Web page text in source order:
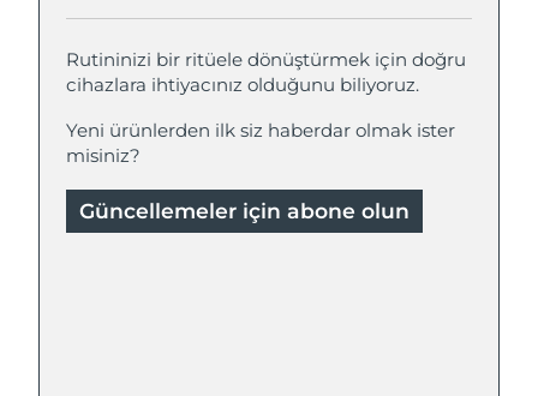
Rutininizi bir ritüele dönüştürmek için doğru
cihazlara ihtiyacınız olduğunu biliyoruz.
Yeni ürünlerden ilk siz haberdar olmak ister
misiniz?
Güncellemeler için abone olun